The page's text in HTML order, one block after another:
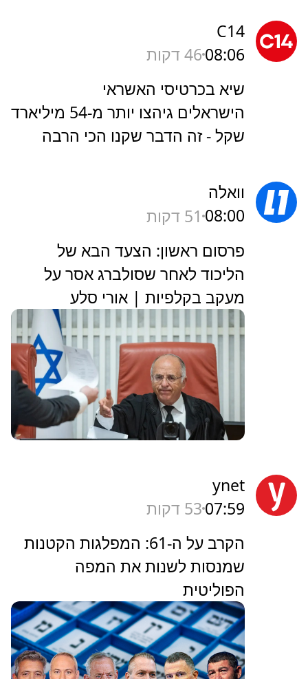
C14
08:0646 דקות
שיא בכרטיסי האשראי
הישראלים גיהצו יותר מ-54 מיליארד
שקל - זה הדבר שקנו הכי הרבה
וואלה
08:00 51 דקות
פרסום ראשון: הצעד הבא של
הליכוד לאחר שסולברג אסר על
מעקב בקלפיות | אורי סלע
ynet
07:5953 דקות
הקרב על ה-61: המפלגות הקטנות
שמנסות לשנות את המפה
הפוליטית